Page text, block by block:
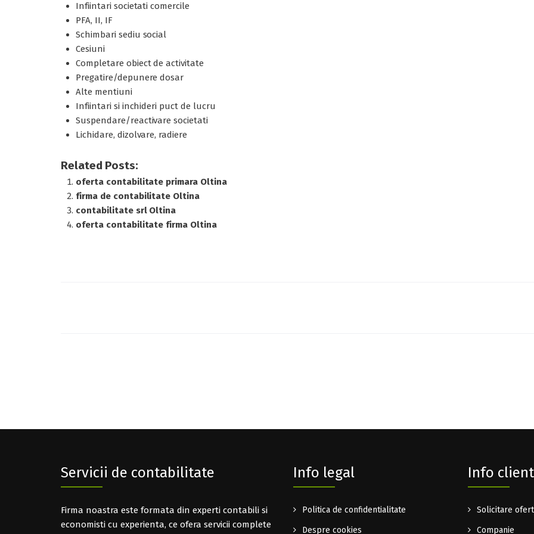
Infiintari societati comercile
PFA, II, IF
Schimbari sediu social
Cesiuni
Completare obiect de activitate
Pregatire/depunere dosar
Alte mentiuni
Infiintari si inchideri puct de lucru
Suspendare/reactivare societati
Lichidare, dizolvare, radiere
Related Posts:
oferta contabilitate primara Oltina
firma de contabilitate Oltina
contabilitate srl Oltina
oferta contabilitate firma Oltina
Servicii de contabilitate
Firma noastra este formata din experti contabili si
economisti cu experienta, ce ofera servicii complete
Info legal
Politica de confidentialitate
Despre cookies
Info client
Solicitare
Companie